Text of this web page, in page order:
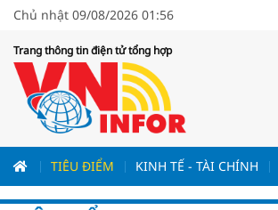
Chủ nhật 09/08/2026 01:56
Trang thông tin điện tử tổng hợp
TIÊU ĐIỂM KINH TẾ - TÀI CHÍNH